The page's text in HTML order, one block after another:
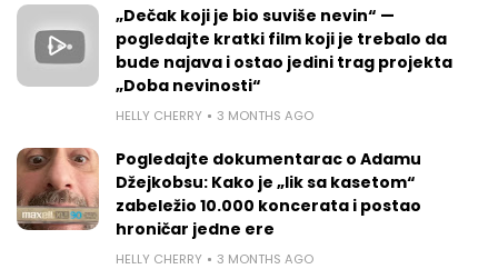
„Dečak koji je bio suviše nevin“ —
pogledajte kratki film koji je trebalo da
bude najava i ostao jedini trag projekta
„Doba nevinosti“
HELLY CHERRY 3 MONTHS AGO
Pogledajte dokumentarac o Adamu
Džejkobsu: Kako je „lik sa kasetom“
zabeležio 10.000 koncerata i postao
hroničar jedne ere
HELLY CHERRY 3 MONTHS AGO